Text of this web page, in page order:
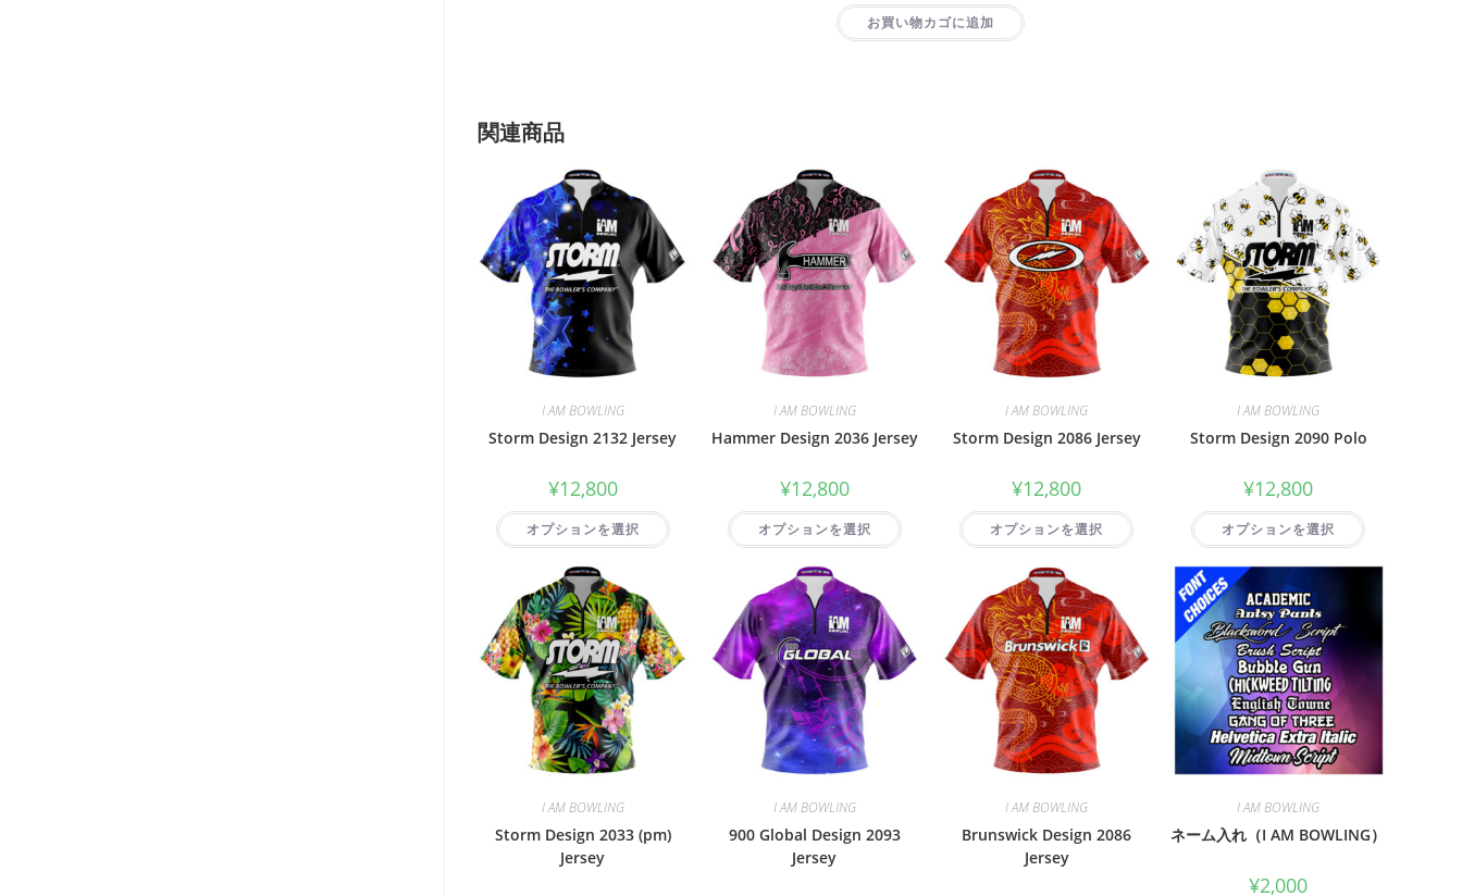
お買い物カゴに追加
関連商品
I AM BOWLING
Storm Design 2132 Jersey
¥12,800
オプションを選択
I AM BOWLING
Hammer Design 2036 Jersey
¥12,800
オプションを選択
I AM BOWLING
Storm Design 2086 Jersey
¥12,800
オプションを選択
I AM BOWLING
Storm Design 2090 Polo
¥12,800
オプションを選択
I AM BOWLING
Storm Design 2033 (pm)
Jersey
I AM BOWLING
900 Global Design 2093
Jersey
I AM BOWLING
Brunswick Design 2086
Jersey
I AM BOWLING
ネーム入れ（I AM BOWLING）
¥2,000